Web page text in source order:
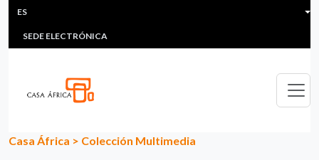
Pasar al contenido principal
HEADER MENU
MULTIMEDIA
SEDE ELECTRÓNICA
ES
Casa África > Colección Multimedia